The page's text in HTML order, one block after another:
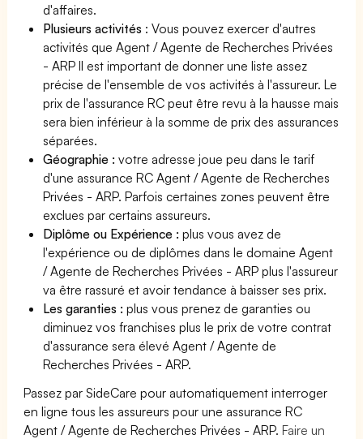
d'affaires.
Plusieurs activités : Vous pouvez exercer d'autres
activités que Agent / Agente de Recherches Privées
- ARP Il est important de donner une liste assez
précise de l'ensemble de vos activités à l'assureur. Le
prix de l'assurance RC peut être revu à la hausse mais
sera bien inférieur à la somme de prix des assurances
séparées.
Géographie :votre adresse joue peu dans le tarif
d'une assurance RC Agent / Agente de Recherches
Privées - ARP. Parfois certaines zones peuvent être
exclues par certains assureurs.
Diplôme ou Expérience :plus vous avez de
l'expérience ou de diplômes dans le domaine Agent
/ Agente de Recherches Privées - ARP plus l'assureur
va être rassuré et avoir tendance à baisser ses prix.
Les garanties :plus vous prenez de garanties ou
diminuez vos franchises plus le prix de votre contrat
d'assurance sera élevé Agent / Agente de
Recherches Privées - ARP.
Passez par SideCare pour automatiquement interroger
en ligne tous les assureurs pour une assurance RC
Agent / Agente de Recherches Privées - ARP.Faire un